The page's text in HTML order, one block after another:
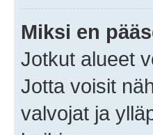
Miksi en
Jotkut alueet
Jotta voisit
valvojat ja